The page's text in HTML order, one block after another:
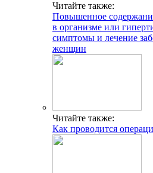
Читайте также:
Повышенное
в организме или
симптомы и лечение
женщин
Читайте также:
Как проводится